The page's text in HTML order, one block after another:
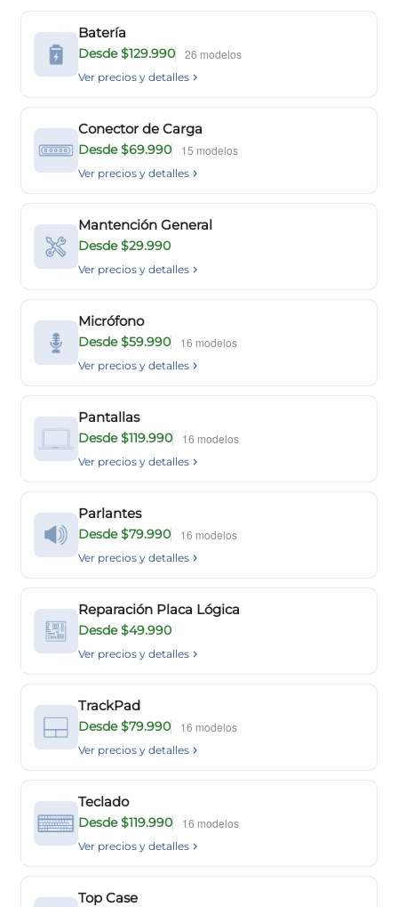
Batería
Desde $129.990 26 modelos
Ver precios y detalles
Conector de Carga
Desde $69.990 15 modelos
Ver precios y detalles
Mantención General
Desde $29.990
Ver precios y detalles
Micrófono
Desde $59.990 16 modelos
Ver precios y detalles
Pantallas
Desde $119.990 16 modelos
Ver precios y detalles
Parlantes
Desde $79.990 16 modelos
Ver precios y detalles
Reparación Placa Lógica
Desde $49.990
Ver precios y detalles
TrackPad
Desde $79.990 16 modelos
Ver precios y detalles
Teclado
Desde $119.990 16 modelos
Ver precios y detalles
Top Case